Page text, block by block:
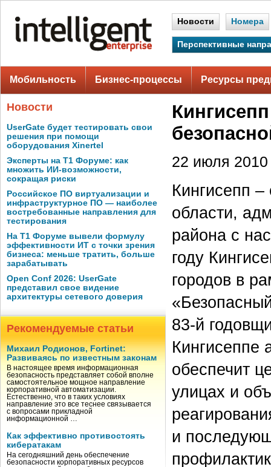
Новости Номера
Перспективные
Мобильность Бизнес-процессы Ресурсы
Новости
UserGate будет тестировать свои
решения при помощи
оборудования Xinertel
Эксперты на Т1 Форуме: как
множить ИИ-возможности,
сокращая риски
Российское ПО виртуализации и
инфраструктурное ПО — наиболее
востребованные направления для
тестирования
На Т1 Форуме вывели формулу
эффективности ИТ с точки зрения
бизнеса: меньше тратить, больше
зарабатывать
Open Conf 2026: UserGate
представил свое видение
архитектуры сетевого доверия
Рекомендуемые статьи
Михаил Родионов, Fortinet:
Развиваясь по известным законам
В настоящее время информационная
безопасность представляет собой вполне
самостоятельное мощное направление
корпоративной автоматизации.
Естественно, что в таких условиях
направление это все теснее связывается
с вопросами прикладной
информационной …
Как эффективно противостоять
кибератакам
На сегодняшний день обеспечение
безопасности корпоративных ресурсов
22 июля 2010
Кингисепп
области,
района с
году
городов в
83-й
Кингисеппе
обеспечит
улицах и
и